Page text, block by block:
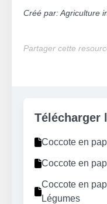
Créé par: Agriculture
Partager cette
Télécharger
Coccote en
Coccote en
Coccote en
Légumes